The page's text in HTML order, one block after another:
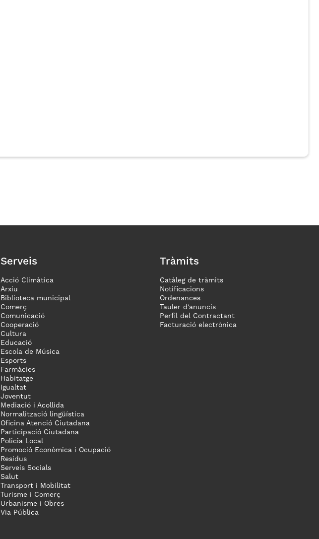
Serveis
Acció Climàtica
Arxiu
Biblioteca municipal
Comerç
Comunicació
Cooperació
Cultura
Educació
Escola de Música
Esports
Farmàcies
Habitatge
Igualtat
Joventut
Mediació i Acollida
Normalització lingüística
Oficina Atenció Ciutadana
Participació Ciutadana
Policia Local
Promoció Econòmica i Ocupació
Residus
Serveis Socials
Salut
Transport i Mobilitat
Turisme i Comerç
Urbanisme i Obres
Via Pública
Tràmits
Catàleg de tràmits
Notificacions
Ordenances
Tauler d'anuncis
Perfil del Contractant
Facturació electrònica